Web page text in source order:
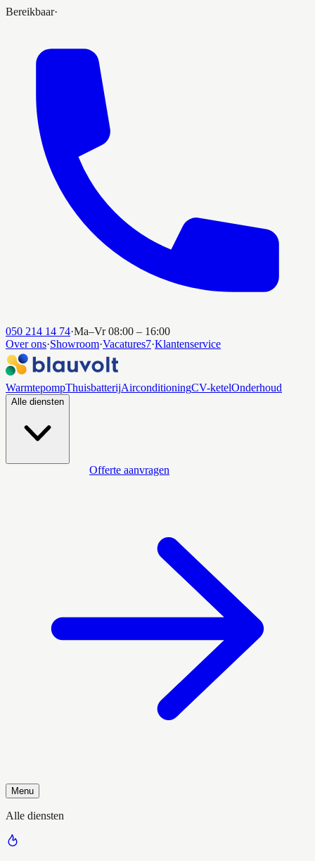
Bereikbaar·
050 214 14 74·Ma–Vr 08:00 – 16:00
Over ons·Showroom·Vacatures7·Klantenservice
WarmtepompThuisbatterijAirconditioningCV-ketelOnderhoud
Alle diensten
Offerte aanvragen
Menu
Alle diensten